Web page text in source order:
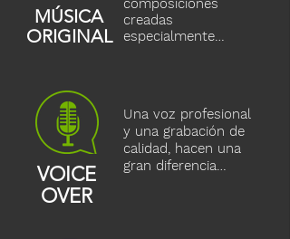
MÚSICA
ORIGINAL
composiciones
creadas
especialmente…
VOICE
OVER
Una voz profesional
y una grabación de
calidad, hacen una
gran diferencia…